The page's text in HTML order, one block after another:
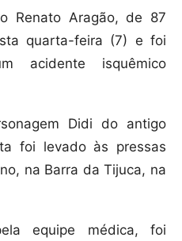
Renato Aragão, de 87
quarta-feira (7) e foi
acidente isquêmico
Didi do antigo
foi levado às pressas
na Barra da Tijuca, na
equipe médica, foi